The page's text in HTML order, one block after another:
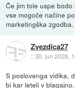
Če jim tole uspe
vse mogoče načine
marketingška
Zvezdica27
::30. jun 2026,
S poslovenga vidika,
bi kar leteli v